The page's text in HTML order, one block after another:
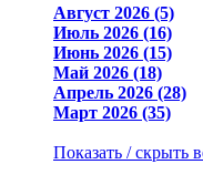
Август 2026 (5)
Июль 2026 (16)
Июнь 2026 (15)
Май 2026 (18)
Апрель 2026 (28)
Март 2026 (35)
Показать / скрыть